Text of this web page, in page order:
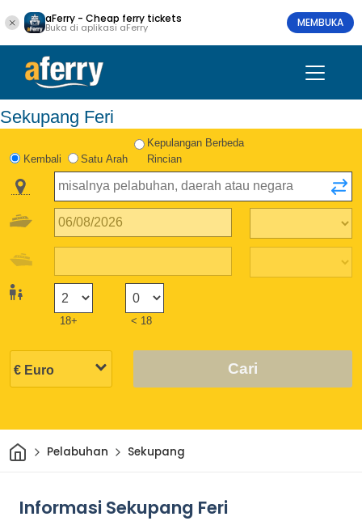
aFerry - Cheap ferry tickets
Buka di aplikasi aFerry MEMBUKA
Sekupang Feri
Kembali Satu Arah
Kepulangan Berbeda
Rincian
18+ < 18
Cari
Rumah
Pelabuhan Sekupang
Informasi Sekupang Feri